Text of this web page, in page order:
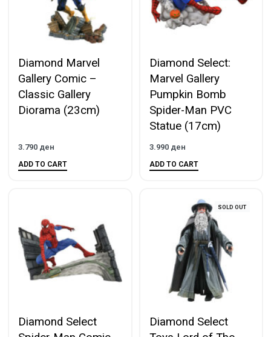
Diamond Marvel
Gallery Comic –
Classic Gallery
Diorama (23cm)
3.790 ден
ADD TO CART
Diamond Select:
Marvel Gallery
Pumpkin Bomb
Spider-Man PVC
Statue (17cm)
3.990 ден
ADD TO CART
Diamond Select
SOLD OUT
Diamond Select